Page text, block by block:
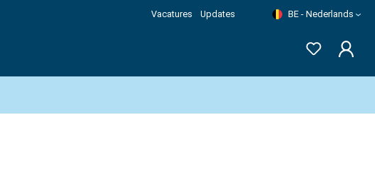
Vacatures Updates BE - Nederlands